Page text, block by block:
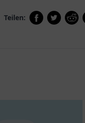
Teilen: